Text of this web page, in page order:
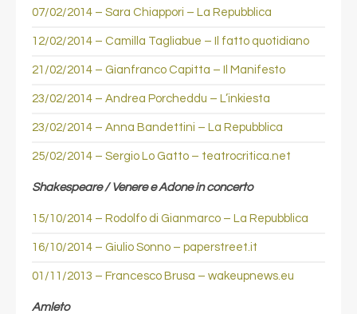
07/02/2014 – Sara Chiappori – La Repubblica
12/02/2014 – Camilla Tagliabue – Il fatto quotidiano
21/02/2014 – Gianfranco Capitta – Il Manifesto
23/02/2014 – Andrea Porcheddu – L’inkiesta
23/02/2014 – Anna Bandettini – La Repubblica
25/02/2014 – Sergio Lo Gatto – teatrocritica.net
Shakespeare / Venere e Adone in concerto
15/10/2014 – Rodolfo di Gianmarco – La Repubblica
16/10/2014 – Giulio Sonno – paperstreet.it
01/11/2013 – Francesco Brusa – wakeupnews.eu
Amleto